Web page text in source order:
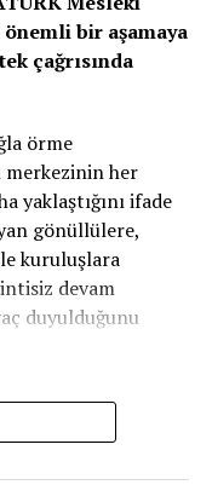
için çalışıyoruz
bir aşamaya
çağrısında
örme
merkezinin her
yaklaştığını ifade
gönüllülere,
kuruluşlara
devam
duyulduğunu
inşaat
taşıdığını
bugünlere